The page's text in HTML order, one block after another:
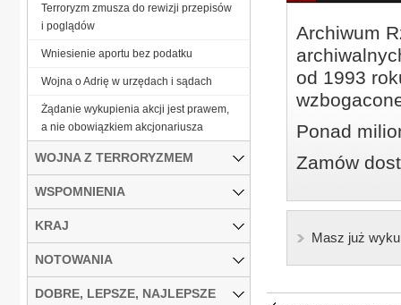
Archiwum
od 1993
Ponad
Zamów
Masz już
Terroryzm zmusza do rewizji przepisów
i poglądów
Wniesienie aportu bez podatku
Wojna o Adrię w urzędach i sądach
Żądanie wykupienia akcji jest prawem,
a nie obowiązkiem akcjonariusza
WOJNA Z TERRORYZMEM
WSPOMNIENIA
KRAJ
NOTOWANIA
DOBRE, LEPSZE, NAJLEPSZE